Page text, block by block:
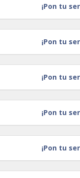
¡Pon tu
¡Pon tu
¡Pon tu
¡Pon tu
¡Pon tu